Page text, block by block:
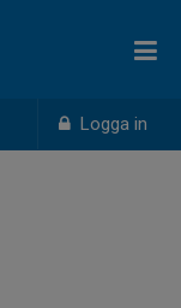
Logga in